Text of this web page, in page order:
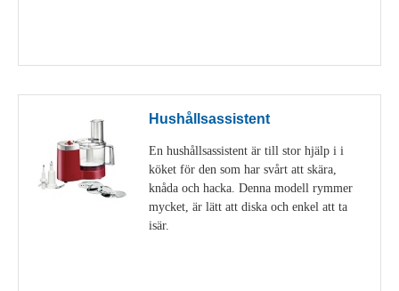
Hushållsassistent
En hushållsassistent är till stor hjälp i i
köket för den som har svårt att skära,
knåda och hacka. Denna modell rymmer
mycket, är lätt att diska och enkel att ta
isär.